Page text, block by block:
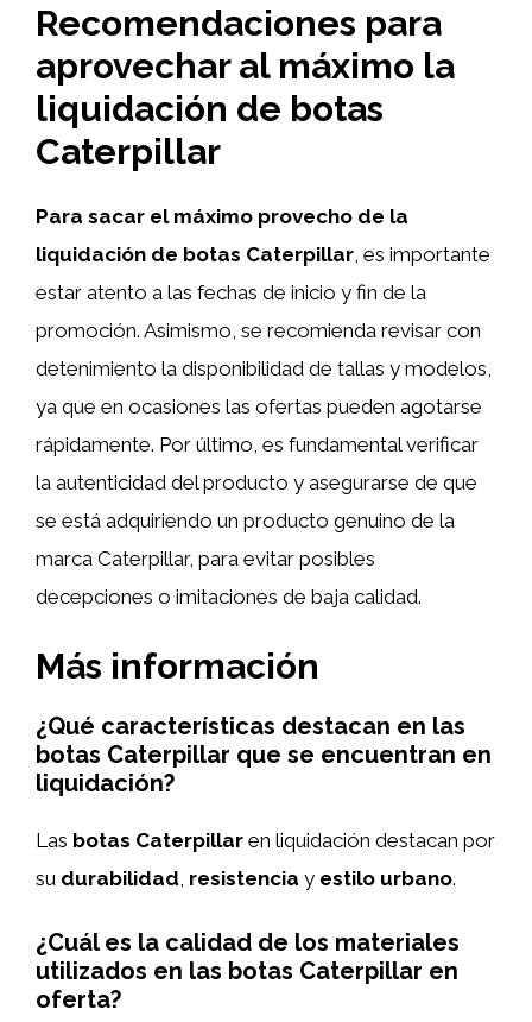
Recomendaciones para
aprovechar al máximo la
liquidación de botas
Caterpillar
Para sacar el máximo provecho de la
liquidación de botas Caterpillar , es importante
estar atento a las fechas de inicio y fin de la
promoción. Asimismo, se recomienda revisar con
detenimiento la disponibilidad de tallas y modelos,
ya que en ocasiones las ofertas pueden agotarse
rápidamente. Por último, es fundamental verificar
la autenticidad del producto y asegurarse de que
se está adquiriendo un producto genuino de la
marca Caterpillar, para evitar posibles
decepciones o imitaciones de baja calidad.
Más información
¿Qué características destacan en las
botas Caterpillar que se encuentran en
liquidación?
Las botas Caterpillar en liquidación destacan por
su durabilidad, resistencia y estilo urbano.
¿Cuál es la calidad de los materiales
utilizados en las botas Caterpillar en
oferta?